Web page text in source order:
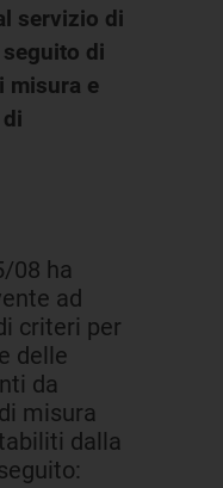
servizio di
di
misura e
08 ha
ad
criteri per
delle
da
misura
dalla